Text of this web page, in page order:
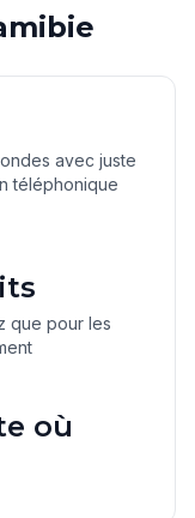
avec juste
téléphonique
que pour les
où